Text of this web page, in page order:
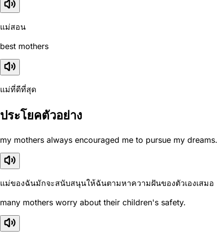
แม่สอน
best mothers
แม่ที่ดีที่สุด
ประโยคตัวอย่าง
my mothers always encouraged me to pursue my dreams.
แม่ของฉันมักจะสนับสนุนให้ฉันตามหาความฝันของตัวเองเสมอ
many mothers worry about their children's safety.